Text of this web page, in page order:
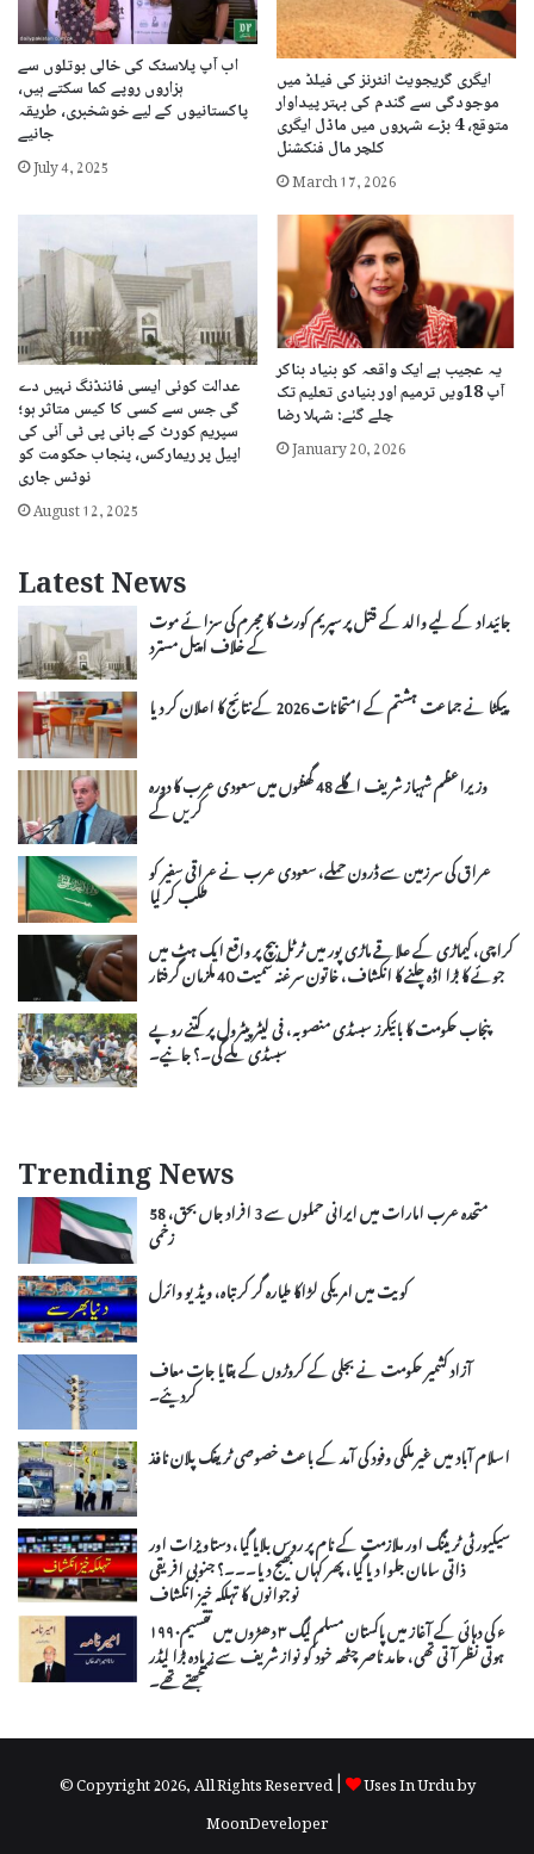
اب آپ پلاسٹک کی خالی بوتلوں سے
ہزاروں روپے کما سکتے ہیں،
پاکستانیوں کے لیے خوشخبری، طریقہ
جانیے
July 4, 2025
ایگری گریجویٹ انٹرنز کی فیلڈ میں
موجودگی سے گندم کی بہتر پیداوار
متوقع، 4 بڑے شہروں میں ماڈل ایگری
کلچر مال فنکشنل
March 17, 2026
عدالت کوئی ایسی فائنڈنگ نہیں دے
گی جس سے کسی کا کیس متاثر ہو؛
سپریم کورٹ کے بانی پی ٹی آئی کی
اپیل پر ریمارکس، پنجاب حکومت کو
نوٹس جاری
August 12, 2025
یہ عجیب ہے ایک واقعہ کو بنیاد بناکر
آپ 18ویں ترمیم اور بنیادی تعلیم تک
چلے گئے: شہلا رضا
January 20, 2026
Latest News
جائیداد کے لیے والد کے قتل پر سپریم کورٹ کا مجرم کی سزائے موت
کے خلاف اپیل مسترد
پیکٹا نے جماعت ہشتم کے امتحانات 2026 کے نتائج کا اعلان کر دیا
وزیراعظم شہباز شریف اگلے 48 گھنٹوں میں سعودی عرب کا دورہ
کریں گے
عراق کی سرزمین سے ڈرون حملے، سعودی عرب نے عراقی سفیر کو
طلب کر لیا
کراچی، کیماڑی کے علاقے ماڑی پور میں ٹرٹل بیچ پر واقع ایک ہٹ میں
جوئے کا بڑا اڈہ چلنے کا انکشاف، خاتون سرغنہ سمیت 40 ملزمان گرفتار
پنجاب حکومت کا بائیکرز سبسڈی منصوبہ، فی لیٹر پیٹرول پر کتنے روپے
سبسڈی ملے گی۔؟ جانیے۔
Trending News
متحدہ عرب امارات میں ایرانی حملوں سے 3 افراد جاں بحق، 58
زخمی
کویت میں امریکی لڑاکا طیارہ گر کر تباہ، ویڈیو وائرل
آزاد کشمیر حکومت نے بجلی کے کروڑوں کے بقایا جات معاف
کردیئے۔
اسلام آباد میں غیرملکی وفود کی آمد کے باعث خصوصی ٹریفک پلان نافذ
سیکیورٹی ٹریننگ اور ملازمت کے نام پر روس بلایا گیا، دستاویزات اور
ذاتی سامان جلوا دیا گیا، پھر کہاں بھیج دیا۔۔۔؟ جنوبی افریقی
نوجوانوں کا تہلکہ خیز انکشاف
۱۹۹۰ء کی دہائی کے آغاز میں پاکستان مسلم لیگ ۳ دھڑوں میں تقسیم
ہوتی نظر آتی تھی، حامد ناصر چٹھہ خود کو نواز شریف سے زیادہ بڑا لیڈر
سمجھتے تھے۔
© Copyright 2026, All Rights Reserved |
Uses In Urdu by
MoonDeveloper